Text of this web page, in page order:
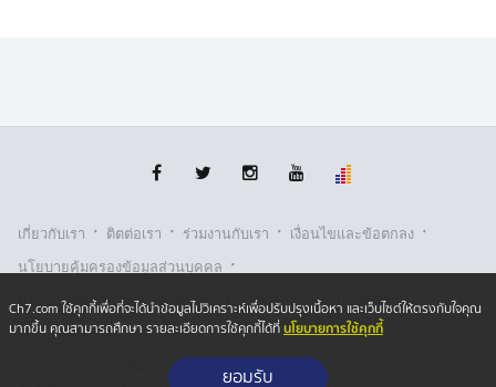
เกี่ยวกับเรา · ติตต่อเรา · ร่วมงานกับเรา · เงื่อนไขและข้อตกลง ·
นโยบายคุ้มครองข้อมูลส่วนบุคคล ·
นโยบายคุ้มครองข้อมูลส่วนบุคคล (ออนไลน์) · นโยบายคุกกี้ ·
รับเรื่องร้องเรียน
Copyright © 2026 Bangkok Broadcasting & T.V. Co.,Ltd.
Ch7.com ใช้คุกกี้เพื่อที่จะได้นำข้อมูลไปวิเคราะห์เพื่อปรับปรุงเนื้อหา และเว็บไซต์ให้ตรงกับใจคุณ
มากขึ้น คุณสามารถศึกษา รายละเอียดการใช้คุกกี้ได้ที่นโยบายการใช้คุกกี้
ยอมรับ